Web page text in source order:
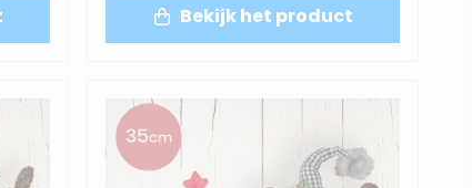
Bekijk het product